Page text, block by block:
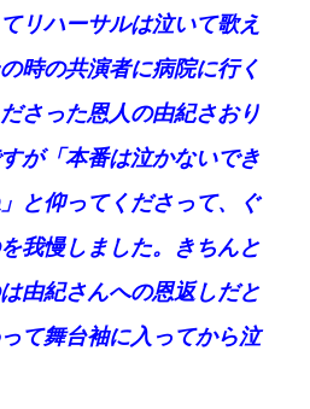
リハーサルは泣いて歌え
時の共演者に病院に行く
さった恩人の由紀さおり
が「本番は泣かないでき
と仰ってくださって、ぐ
我慢しました。きちんと
由紀さんへの恩返しだと
て舞台袖に入ってから泣